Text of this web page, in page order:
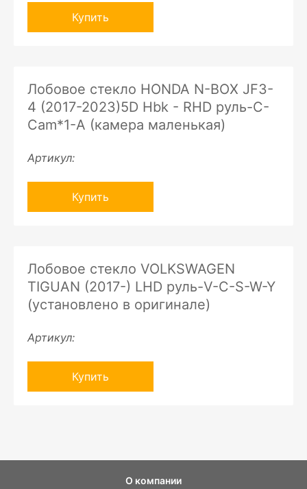
Купить
Лобовое стекло HONDA N-BOX JF3-
4 (2017-2023)5D Hbk - RHD руль-C-
Cam*1-A (камера маленькая)
Артикул:
Купить
Лобовое стекло VOLKSWAGEN
TIGUAN (2017-) LHD руль-V-C-S-W-Y
(установлено в оригинале)
Артикул:
Купить
О компании